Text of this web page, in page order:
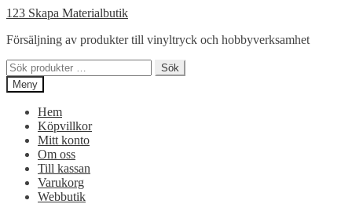
Hoppa
navigering
Hoppa
innehåll
123 Skapa Materialbutik
Försäljning av produkter till vinyltryck och hobbyverksamhet
Sök
efter:
Sök
Meny
Hem
Köpvillkor
Mitt konto
Om oss
Till kassan
Varukorg
Webbutik